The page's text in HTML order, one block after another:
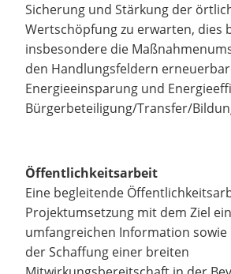
Sicherung und Stärkung der
Wertschöpfung zu erwarten, dies
insbesondere die
den Handlungsfeldern
Energieeinsparung und
Bürgerbeteiligung/Transfer/
Öffentlichkeitsarbeit
Eine begleitende
Projektumsetzung mit dem Ziel
umfangreichen Information
der Schaffung einer breiten